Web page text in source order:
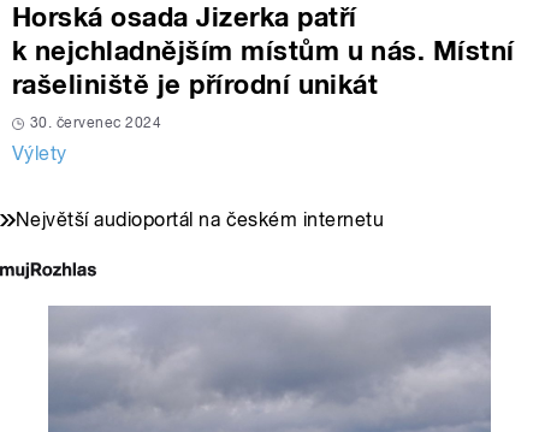
Horská osada Jizerka patří
k nejchladnějším místům u nás. Místní
rašeliniště je přírodní unikát
30. červenec 2024
Výlety
Největší audioportál na českém internetu